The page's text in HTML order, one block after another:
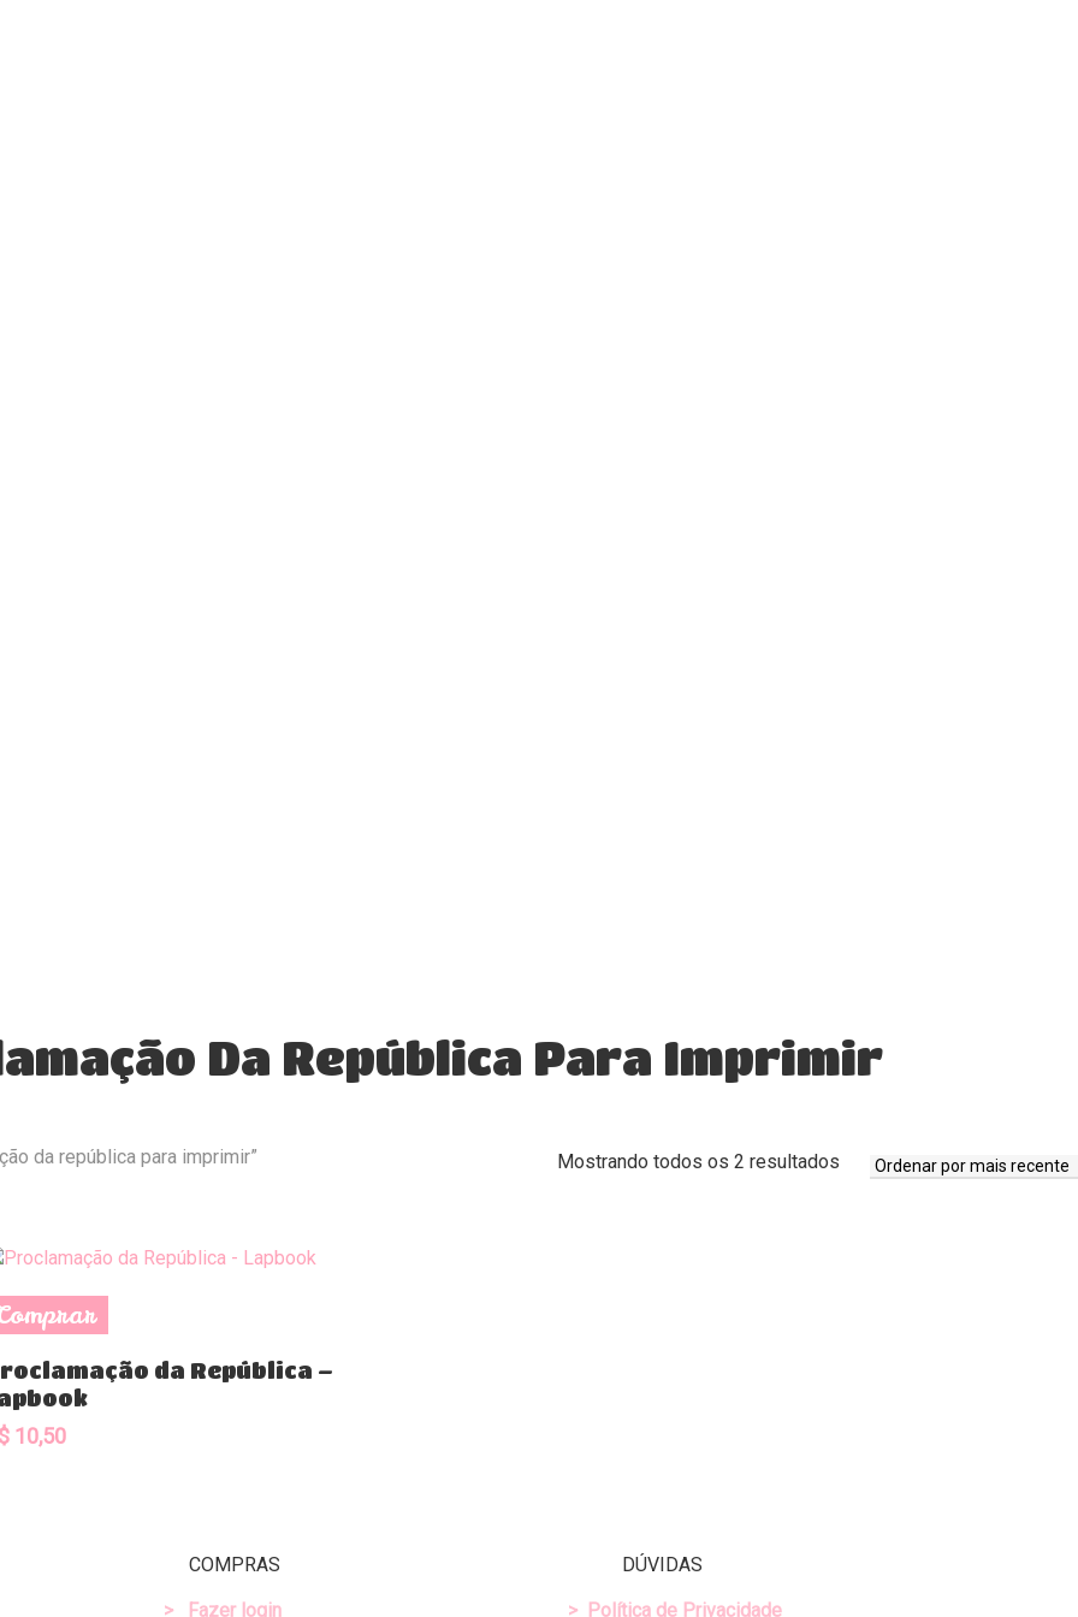
Da República Para Imprimir
Mostrando todos os 2 resultados Classificado
da república para imprimir”
da República –
10,50
COMPRAS
>
Fazer login
DÚVIDAS
>
Política de Privacidade